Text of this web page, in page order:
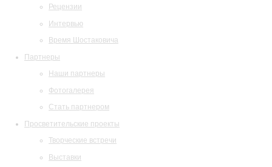
Рецензии
Интервью
Время Шостаковича
Партнеры
Наши партнеры
Фотогалерея
Стать партнером
Просветительские проекты
Творческие встречи
Выставки